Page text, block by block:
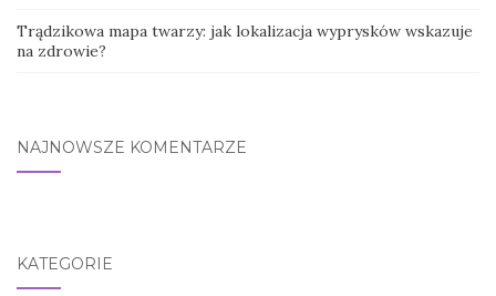
Trądzikowa mapa twarzy: jak lokalizacja wyprysków wskazuje
na zdrowie?
NAJNOWSZE KOMENTARZE
KATEGORIE